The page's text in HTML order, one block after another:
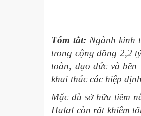
Tóm tắt: Ngành kinh
trong cộng đồng 2,2
toàn, đạo đức và
khai thác các hiệp
Mặc dù sở hữu tiềm
Halal còn rất khiêm